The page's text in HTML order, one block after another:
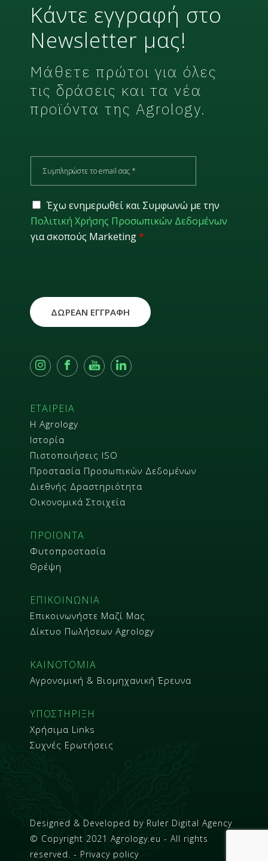
Κάντε εγγραφή στο
Newsletter μας!
Μάθετε πρώτοι για όλες
τις δράσεις και τα νέα
προϊόντα της Agrology.
ΕΤΑΙΡΕΙΑ
Η Agrology
Ιστορία
Πιστοποιήσεις ISO
Προστασία Προσωπικών Δεδομένων
Διεθνής Δραστηριότητα
Οικονομικά Στοιχεία
ΠΡΟΪΟΝΤΑ
Φυτοπροστασία
Θρέψη
ΕΠΙΚΟΙΝΩΝΙΑ
Επικοινωνήστε Μαζί Μας
Δίκτυο Πωλήσεων Agrology
ΚΑΙΝΟΤΟΜΙΑ
Αγρονομική & Βιομηχανική Έρευνα
ΥΠΟΣΤΗΡΙΞΗ
Χρήσιμα Links
Συχνές Ερωτήσεις
a
l
*
G
D
P
R
Έχω ενημερωθεί και Συμφωνώ με την
Πολιτική Χρήσης Προσωπικών Δεδομένων
για σκοπούς Marketing*
ΔΩΡΕΑΝ ΕΓΓΡΑΦΗ
Designed & Developed by Ruler Digital Agency
© Copyright 2021 Agrology.eu - All rights
reserved. - Privacy policy